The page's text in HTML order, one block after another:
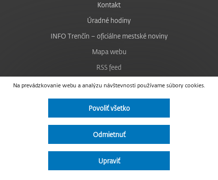
Na prevádzkovanie webu a analýzu návštevnosti používame súbory cookies.
Povoliť všetko
Odmietnuť
Upraviť
Kontakt
Úradné hodiny
INFO Trenčín – oficiálne mestské noviny
Mapa webu
RSS feed
Nastavenie cookies
Facebook
Instagram
Vyhlásenie o prístupnosti